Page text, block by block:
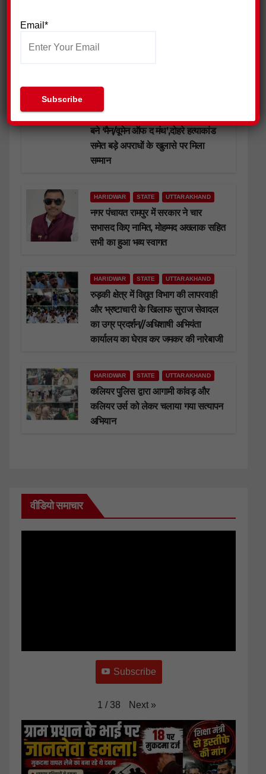
एसएसपी नवनीत सिंह ने सुनी जवानों की
हे०का०सोनू चौधरी सहित 33 पुलिसकर्मी
बने ‘मैन/वूमेन ऑफ द मंथ’,दोहरे हत्याकांड
समेत बड़े अपराधों के खुलासे पर मिला
सम्मान
HARIDWAR STATE UTTARAKHAND
नगर पंचायत रामपुर में सरकार ने चार
सभासद किए नामित, मोहम्मद अख्लाक सहित
सभी का हुआ भव्य स्वागत
HARIDWAR STATE UTTARAKHAND
रुड़की क्षेत्र में विद्युत विभाग की लापरवाही
और भ्रष्टाचारी के खिलाफ सुराज सेवादल
का उग्र प्रदर्शन//अधिशाषी अभियंता
कार्यालय का घेराव कर जमकर की नारेबाजी
HARIDWAR STATE UTTARAKHAND
कलियर पुलिस द्वारा आगामी कांवड़ और
कलियर उर्स को लेकर चलाया गया सत्यापन
अभियान
वीडियो समाचार
Subscribe
1 / 38 Next »
Email*